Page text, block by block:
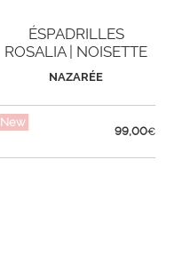
ÉSPADRILLES
ROSALIA | NOISETTE
NAZARÉE
New
99,00€